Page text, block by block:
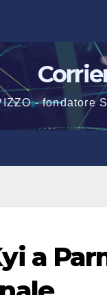
- fondatore
a